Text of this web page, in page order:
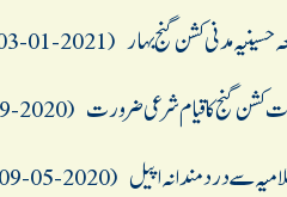
مدنی کشن گنج بہار (2021-01-03)
کشن گنج کاقیام شرعی ضرورت (2020-09-22)
سے دردمندانہ اپیل (2020-05-09)